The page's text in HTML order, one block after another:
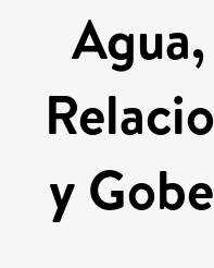
y